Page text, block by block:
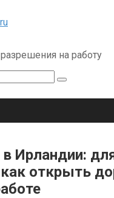
на работу
в Ирландии:
открыть